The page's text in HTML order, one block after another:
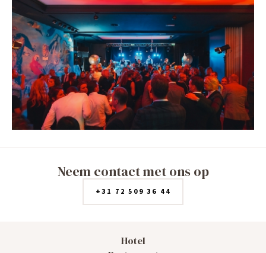
Neem contact met ons op
+31 72 509 36 44
Hotel